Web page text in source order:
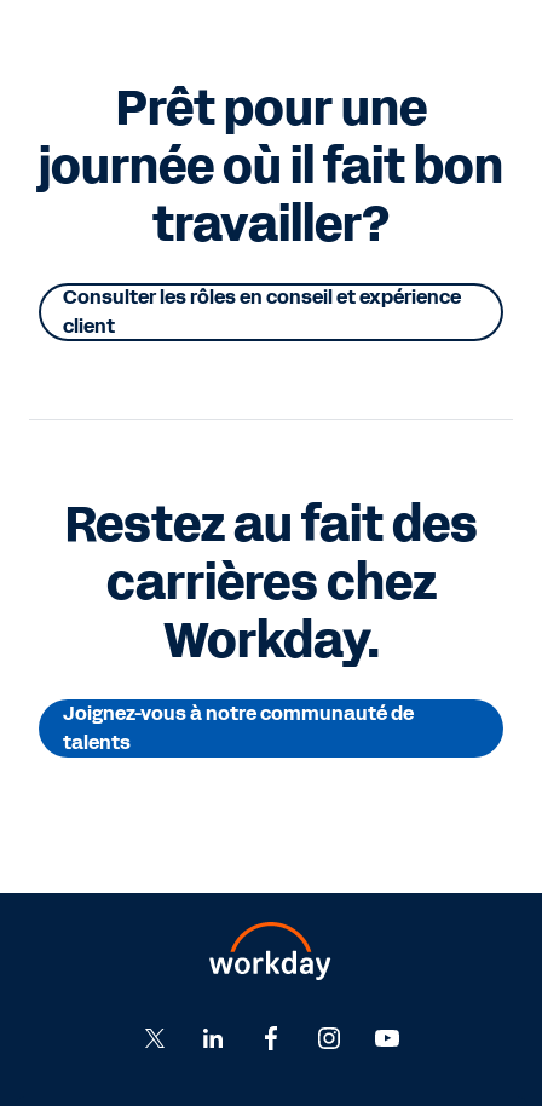
Prêt pour une
journée où il fait bon
travailler?
Consulter les rôles en conseil et expérience
client
Restez au fait des
carrières chez
Workday.
Joignez-vous à notre communauté de
talents